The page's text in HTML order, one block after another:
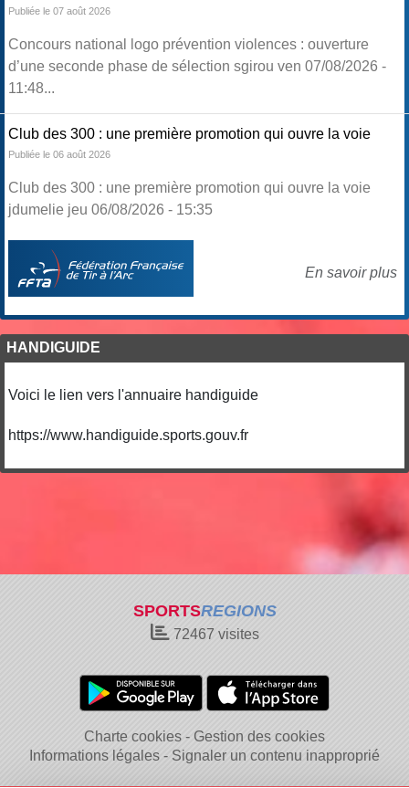
Publiée le 07 août 2026
Concours national logo prévention violences : ouverture
d’une seconde phase de sélection sgirou ven 07/08/2026 -
11:48...
Club des 300 : une première promotion qui ouvre la voie
Publiée le 06 août 2026
Club des 300 : une première promotion qui ouvre la voie
jdumelie jeu 06/08/2026 - 15:35
En savoir plus
HANDIGUIDE
Voici le lien vers l'annuaire handiguide
https://www.handiguide.sports.gouv.fr
SPORTSREGIONS
72467 visites
Charte cookies
Gestion des cookies
Informations légales
Signaler un contenu inapproprié